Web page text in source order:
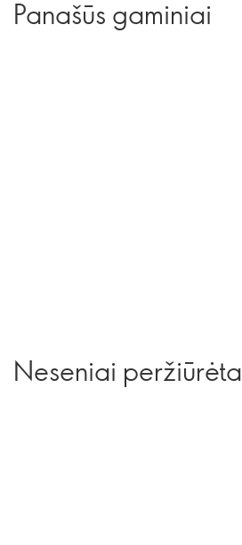
Panašūs gaminiai
Neseniai peržiūrėta